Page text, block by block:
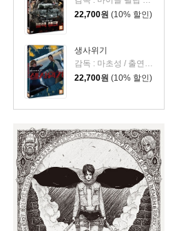
22,700원 (10% 할인)
생사위기
감독 : 마초성 / 출연 : 조문탁, 조자기
22,700원 (10% 할인)